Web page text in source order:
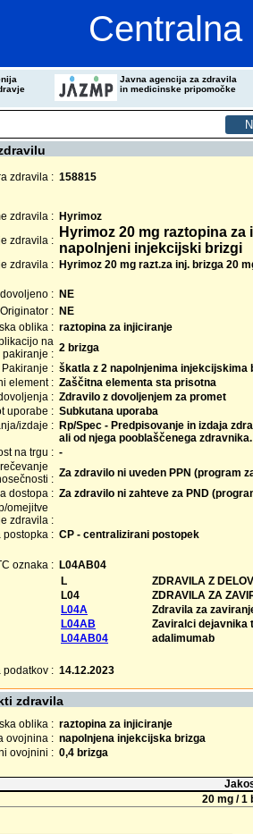
Javna agencija za zdravila
in medicinske pripomočke
zdravila : 158815
zdravila : Hyrimoz
zdravila :
Hyrimoz 20 mg raztopina za
napolnjeni injekcijski brizgi
zdravila : Hyrimoz 20 mg razt.za inj. brizga 20
: NE
Originator : NE
oblika : raztopina za injiciranje
na
pakiranje : 2 brizga
Pakiranje : škatla z 2 napolnjenima injekcijskima
element : Zaščitna elementa sta prisotna
: Zdravilo z dovoljenjem za promet
uporabe : Subkutana uporaba
izdaje : Rp/Spec - Predpisovanje in izdaja
ali od njega pooblaščenega zdravnika.
na trgu : -
: Za zdravilo ni uveden PPN (program
dostopa : Za zdravilo ni zahteve za PND
omejitve
zdravila :
postopka : CP - centralizirani postopek
oznaka : L04AB04
L
ZDRAVILA Z
L04
ZDRAVILA ZA
L04A
Zdravila za
L04AB
Zaviralci dejavnika
L04AB04
adalimumab
podatkov : 14.12.2023
zdravila
oblika : raztopina za injiciranje
ovojnina : napolnjena injekcijska brizga
ovojnini : 0,4 brizga
20 mg / 1